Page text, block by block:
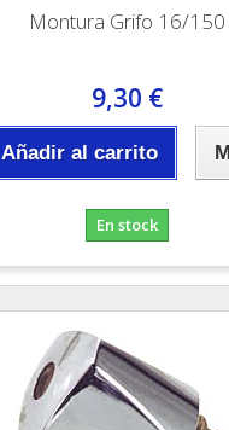
Montura Grifo 16/150
9,30 €
Añadir al carrito
En stock